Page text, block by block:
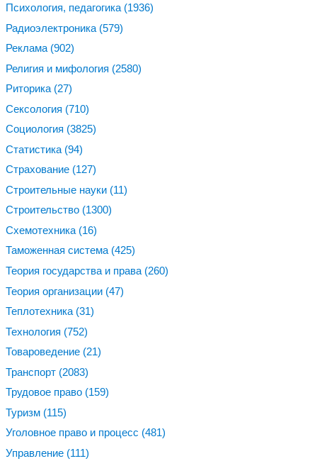
Психология, педагогика (1936)
Радиоэлектроника (579)
Реклама (902)
Религия и мифология (2580)
Риторика (27)
Сексология (710)
Социология (3825)
Статистика (94)
Страхование (127)
Строительные науки (11)
Строительство (1300)
Схемотехника (16)
Таможенная система (425)
Теория государства и права (260)
Теория организации (47)
Теплотехника (31)
Технология (752)
Товароведение (21)
Транспорт (2083)
Трудовое право (159)
Туризм (115)
Уголовное право и процесс (481)
Управление (111)